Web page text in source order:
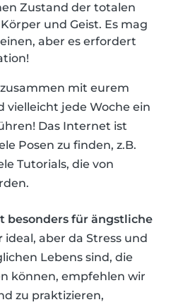
Zustand der totalen
und Geist. Es mag
aber es erfordert
mit eurem
vielleicht jede Woche ein
Das Internet ist
Posen zu finden, z.B.
Tutorials, die von
besonders für ängstliche
ideal, aber da Stress und
Lebens sind, die
können, empfehlen wir
zu praktizieren,